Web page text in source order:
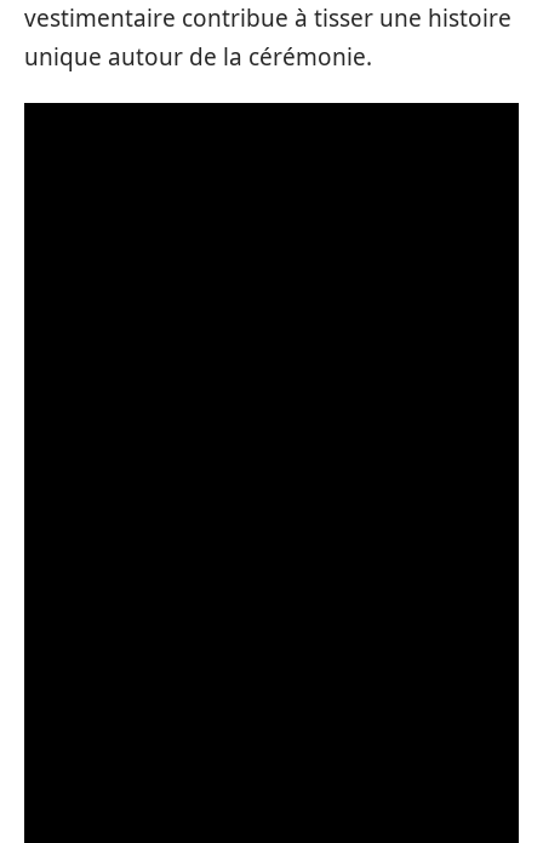
vestimentaire contribue à tisser une histoire
unique autour de la cérémonie.